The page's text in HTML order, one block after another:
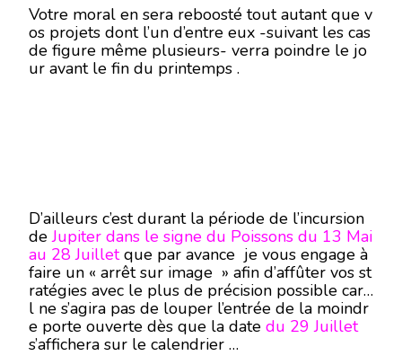
Votre moral en sera reboosté tout autant que v
os projets dont l’un d’entre eux -suivant les cas
de figure même plusieurs- verra poindre le jo
ur avant le fin du printemps .
D’ailleurs c’est durant la période de l’incursion
deJupiter dans le signe du Poissons du 13 Mai
au 28 Juilletque par avance je vous engage à
faire un « arrêt sur image » afin d’affûter vos st
ratégies avec le plus de précision possible car i
l ne s’agira pas de louper l’entrée de la moindr
e porte ouverte dès que la date du 29 Juillet
s’affichera sur le calendrier …